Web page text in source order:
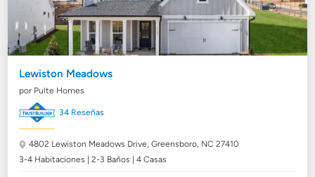
Lewiston Meadows
por Pulte Homes
34 Reseñas
4802 Lewiston Meadows Drive,Greensboro, NC 27410
3-4 Habitaciones | 2-3 Baños | 4 Casas